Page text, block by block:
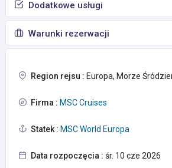
Dodatkowe usługi
Warunki rezerwacji
Region rejsu : Europa, Morze
Firma : MSC Cruises
Statek : MSC World Europa
Data rozpoczęcia : śr. 10 cze 2026